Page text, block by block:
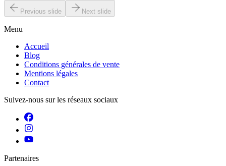
Previous slide Next slide
Menu
Accueil
Blog
Conditions générales de vente
Mentions légales
Contact
Suivez-nous sur les réseaux sociaux
Partenaires